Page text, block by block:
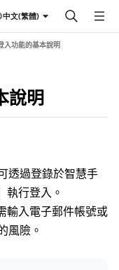
中文(繁體)
入功能的基本說明
說明
透過登錄於智慧手
執行登入。
輸入電子郵件帳號或
風險。